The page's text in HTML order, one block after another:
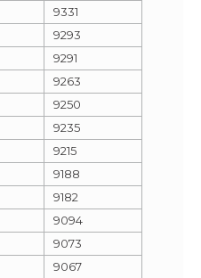
9331
9293
9291
9263
9250
9235
9215
9188
9182
9094
9073
9067